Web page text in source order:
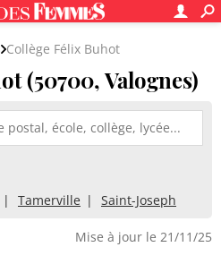
Collège Félix Buhot
(50700, Valognes)
Tamerville Saint-Joseph
Mise à jour le 21/11/25